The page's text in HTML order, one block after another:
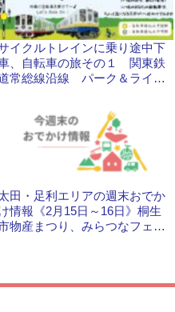
イクルトレインに乗り途中下
、自転車の旅その１ 関東鉄
常総線沿線 パーク＆ライド
田・足利エリアの週末おでか
情報《2月15日～16日》桐生
物産まつり、みらつなフェス